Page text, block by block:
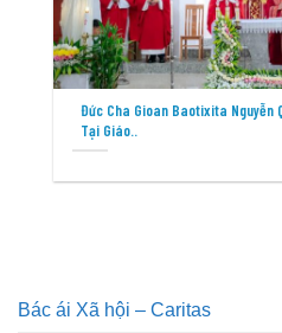
Đức Cha Gioan Baotixita Nguyễn
Tại Giáo..
Bác ái Xã hội – Caritas